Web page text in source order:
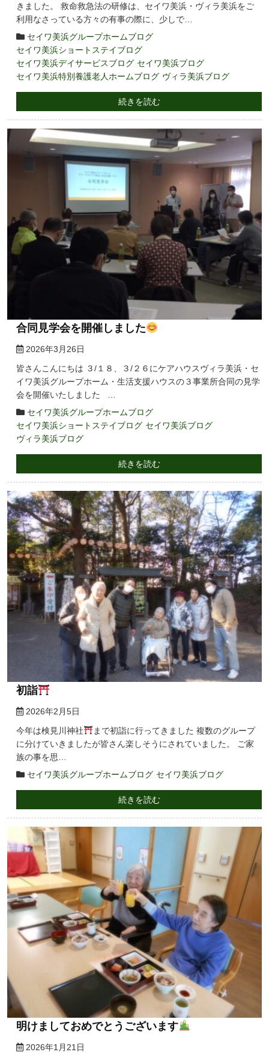
きました。 救命救急法の研修は、セイワ美浜・ヴィラ美浜をご
利用なさっている方々の有事の際に、少しで…
セイワ美浜グループホームブログ
セイワ美浜ショートステイブログ
セイワ美浜デイサービスブログ セイワ美浜ブログ
セイワ美浜特別養護老人ホームブログ ヴィラ美浜ブログ
続きを読む
合同見学会を開催しました
2026年3月26日
皆さんこんにちは ３/１８、３/２６にケアハウスヴィラ美浜・セ
イワ美浜グループホーム・生活支援ハウスの３事業所合同の見学
会を開催いたしました …
セイワ美浜グループホームブログ
セイワ美浜ショートステイブログ セイワ美浜ブログ
ヴィラ美浜ブログ
続きを読む
初詣
2026年2月5日
今年は検見川神社
まで初詣に行ってきました 複数のグループ
に分けていきましたが皆さん楽しそうにされていました。 ご家
族の事を思…
セイワ美浜グループホームブログ セイワ美浜ブログ
続きを読む
明けましておめでとうございます
2026年1月21日